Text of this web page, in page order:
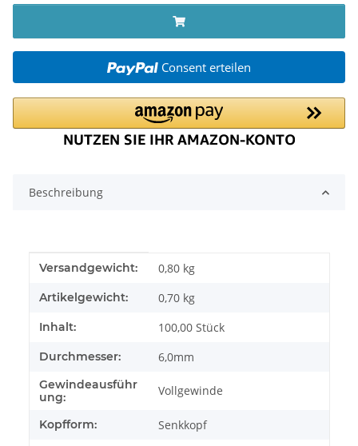
Consent erteilen
Beschreibung
Produkteigenschaft
Wert
Versandgewicht: 0,80 kg
Artikelgewicht: 0,70 kg
Inhalt: 100,00 Stück
Durchmesser: 6,0mm
Gewindeausführ
ung:
Vollgewinde
Kopfform: Senkkopf